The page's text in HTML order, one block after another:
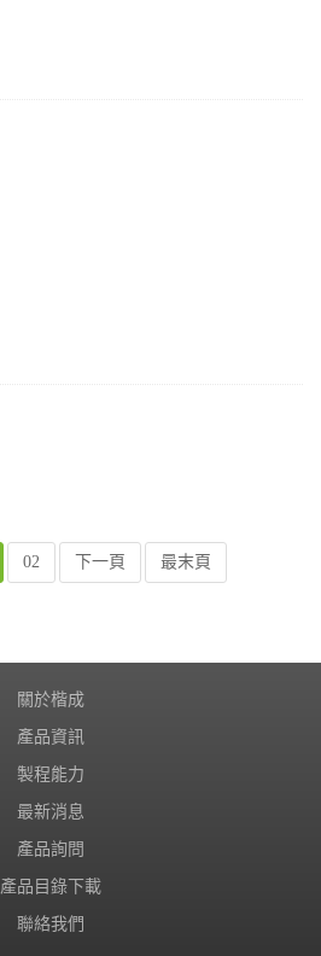
02 下一頁 最末頁
關於楷成
產品資訊
製程能力
最新消息
產品詢問
產品目錄下載
聯絡我們